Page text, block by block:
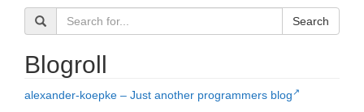
Search
Blogroll
alexander-koepke – Just another programmers blog